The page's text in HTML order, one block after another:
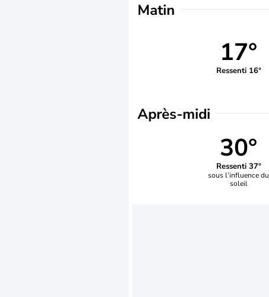
Matin
17°
Ressenti 16°
Après-midi
30°
Ressenti 37°
sous l’influence du
soleil